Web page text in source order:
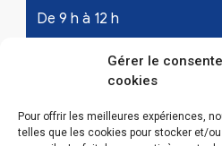
Gérer le
cookies
Pour offrir les meilleures expériences,
telles que les cookies pour stocker et/
De 9 h à 12 h
Samedi - les 1er et 3ème de
De 9 h à 12 h